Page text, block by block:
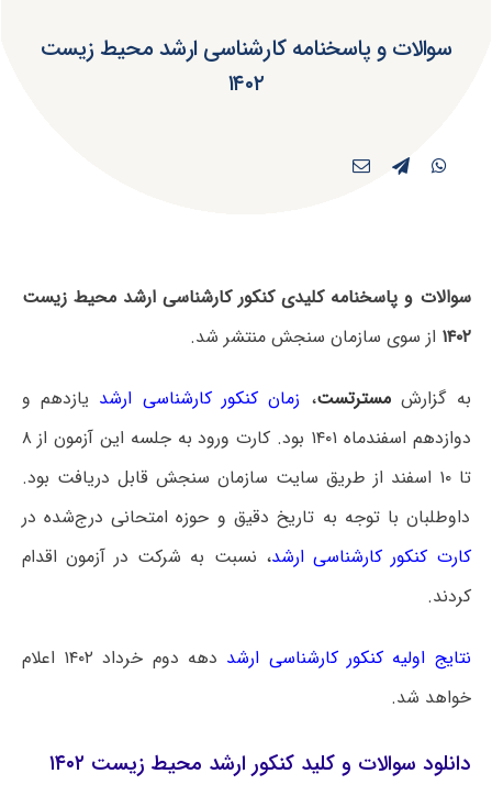
سوالات و پاسخنامه کارشناسی ارشد محیط زیست
۱۴۰۲
سوالات و پاسخنامه کلیدی کنکور کارشناسی ارشد محیط زیست
۱۴۰۲ از سوی سازمان سنجش منتشر شد.
به گزارشمسترتست، زمان کنکور کارشناسی ارشد یازدهم و
دوازدهم اسفندماه ۱۴۰۱ بود. کارت ورود به جلسه این آزمون از ۸
تا ۱۰ اسفند از طریق سایت سازمان سنجش قابل دریافت بود.
داوطلبان با توجه به تاریخ دقیق و حوزه امتحانی درج‌شده در
کارت کنکور کارشناسی ارشد، نسبت به شرکت در آزمون اقدام
کردند.
نتایج اولیه کنکور کارشناسی ارشد
دهه دوم خرداد ۱۴۰۲ اعلام
خواهد شد.
دانلود سوالات و کلید کنکور ارشد محیط زیست ۱۴۰۲